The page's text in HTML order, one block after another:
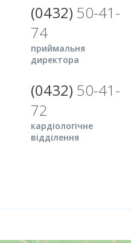
(0432) 50-41-
74
приймальня
директора
(0432) 50-41-
72
кардіологічне
відділення